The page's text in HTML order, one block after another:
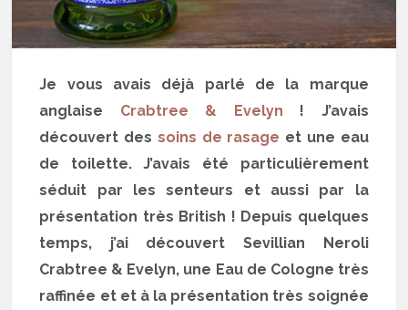
Je vous avais déjà parlé de la marque
anglaise Crabtree & Evelyn ! J’avais
découvert des soins de rasage et une eau
de toilette. J’avais été particulièrement
séduit par les senteurs et aussi par la
présentation très British ! Depuis quelques
temps, j’ai découvert Sevillian Neroli
Crabtree & Evelyn, une Eau de Cologne très
raffinée et et à la présentation très soignée